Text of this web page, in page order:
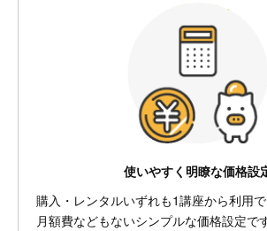
使いやすく明瞭な価格設
購入・レンタルいずれも1講座から利用
月額費などもないシンプルな価格設定で